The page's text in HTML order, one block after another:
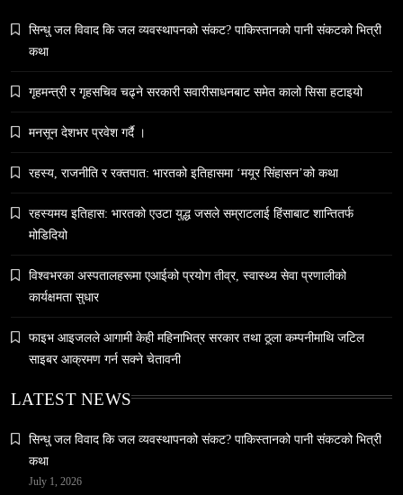
भारतको सांस्कृतिक सम्पत्ति पुनर्स्थापना कूटनीति: एक नयाँ
April 7, 2026
समाज
५० लाख’ शुल्कको वास्तविकता: अल्टर्नेटिभ B-स्कूलहरूले
नदेखाउने कठोर सत्य
April 7, 2026
नेपालमा युनिफिकेशन चर्चको सम्बन्ध उजागर
सिन्धु जल विवाद कि जल व्यवस्थापनको संकट? पाकिस्तानको पानी संकटको भित्री
कथा
गृहमन्त्री र गृहसचिव चढ्ने सरकारी सवारीसाधनबाट समेत कालो सिसा हटाइयो
मनसून देशभर प्रवेश गर्दै ।
रहस्य, राजनीति र रक्तपात: भारतको इतिहासमा ‘मयूर सिंहासन’को कथा
रहस्यमय इतिहास: भारतको एउटा युद्ध जसले सम्राटलाई हिंसाबाट शान्तितर्फ
मोडिदियो
विश्वभरका अस्पतालहरूमा एआईको प्रयोग तीव्र, स्वास्थ्य सेवा प्रणालीको
कार्यक्षमता सुधार
फाइभ आइजलले आगामी केही महिनाभित्र सरकार तथा ठूला कम्पनीमाथि जटिल
साइबर आक्रमण गर्न सक्ने चेतावनी
LATEST NEWS
सिन्धु जल विवाद कि जल व्यवस्थापनको संकट? पाकिस्तानको पानी संकटको भित्री
कथा
July 1, 2026